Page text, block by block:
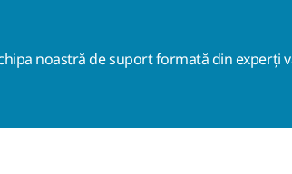
noastră de suport formată din experți